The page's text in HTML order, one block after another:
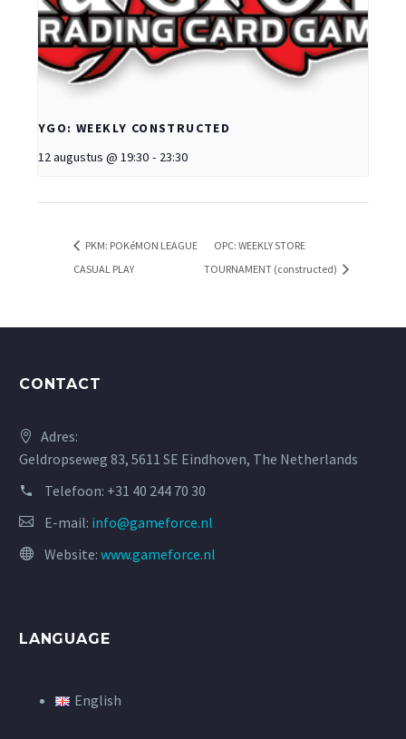
YGO: WEEKLY CONSTRUCTED
12 augustus @ 19:30 - 23:30
PKM: POKéMON LEAGUE
CASUAL PLAY
OPC: WEEKLY STORE
TOURNAMENT (constructed)
CONTACT
Adres:
Geldropseweg 83, 5611 SE Eindhoven, The Netherlands
Telefoon: +31 40 244 70 30
E-mail: info@gameforce.nl
Website: www.gameforce.nl
LANGUAGE
English